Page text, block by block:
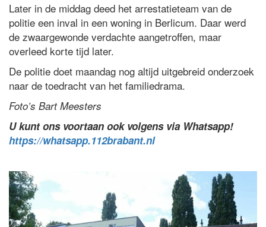
Later in de middag deed het arrestatieteam van de
politie een inval in een woning in Berlicum. Daar werd
de zwaargewonde verdachte aangetroffen, maar
overleed korte tijd later.
De politie doet maandag nog altijd uitgebreid onderzoek
naar de toedracht van het familiedrama.
Foto’s Bart Meesters
U kunt ons voortaan ook volgens via Whatsapp!
https://whatsapp.112brabant.nl